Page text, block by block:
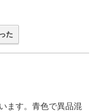
た
ます。青色で異品混